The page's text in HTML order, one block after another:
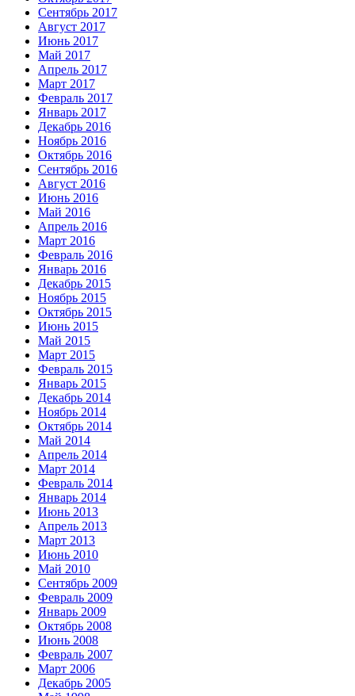
Сентябрь 2017
Август 2017
Июнь 2017
Май 2017
Апрель 2017
Март 2017
Февраль 2017
Январь 2017
Декабрь 2016
Ноябрь 2016
Октябрь 2016
Сентябрь 2016
Август 2016
Июнь 2016
Май 2016
Апрель 2016
Март 2016
Февраль 2016
Январь 2016
Декабрь 2015
Ноябрь 2015
Октябрь 2015
Июнь 2015
Май 2015
Март 2015
Февраль 2015
Январь 2015
Декабрь 2014
Ноябрь 2014
Октябрь 2014
Май 2014
Апрель 2014
Март 2014
Февраль 2014
Январь 2014
Июнь 2013
Апрель 2013
Март 2013
Июнь 2010
Май 2010
Сентябрь 2009
Февраль 2009
Январь 2009
Октябрь 2008
Июнь 2008
Февраль 2007
Март 2006
Декабрь 2005